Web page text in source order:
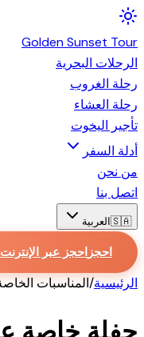
GoldenSunset Tour
الرحلات البحرية
رحلة الغروب
رحلة العشاء
تأجير اليخوت
أدلة السفر
من نحن
اتصل بنا
🇸🇦العربية
احجزاحجز عبر الإنترنت
الرئيسية/المناسبات